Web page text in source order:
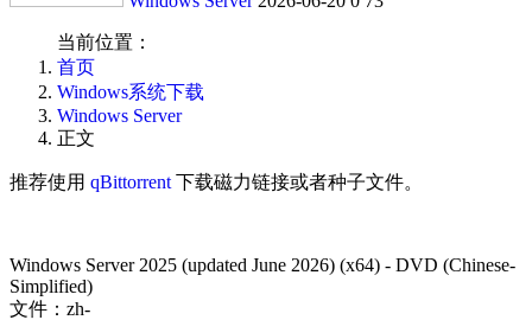
当前位置：
首页
Windows系统下载
Windows Server
正文
推荐使用 qBittorrent 下载磁力链接或者种子文件。
Windows Server 2025 (updated June 2026) (x64) - DVD (Chinese-
Simplified)
文件：zh-